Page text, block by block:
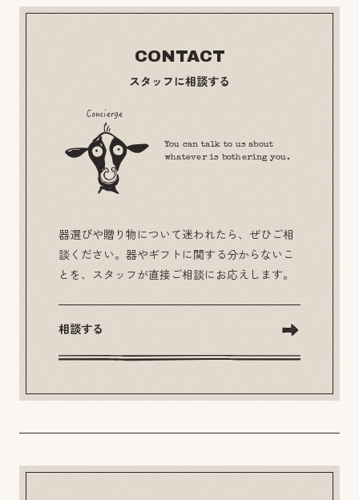
CONTACT
スタッフに相談する
You can talk to us about
whatever is bothering you.
器選びや贈り物について迷われたら、ぜひご相
談ください。器やギフトに関する分からないこ
とを、スタッフが直接ご相談にお応えします。
相談する